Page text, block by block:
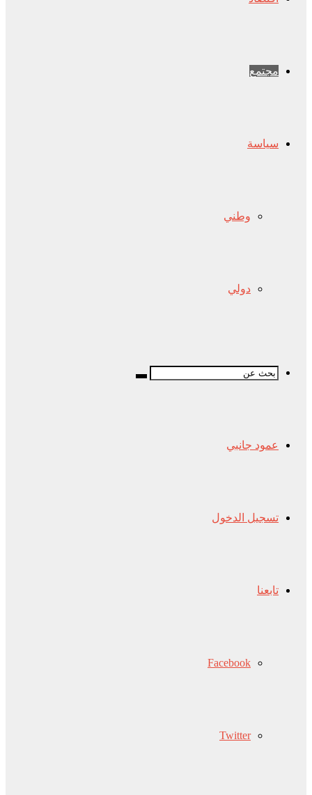
مجتمع
سياسة
وطني
دولي
عمود جانبي
تسجيل الدخول
تابعنا
Facebook
Twitter